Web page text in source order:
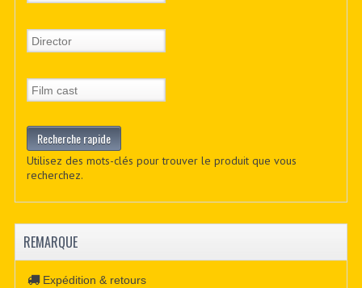
Utilisez des mots-clés pour trouver le produit que vous
recherchez.
REMARQUE
Expédition & retours